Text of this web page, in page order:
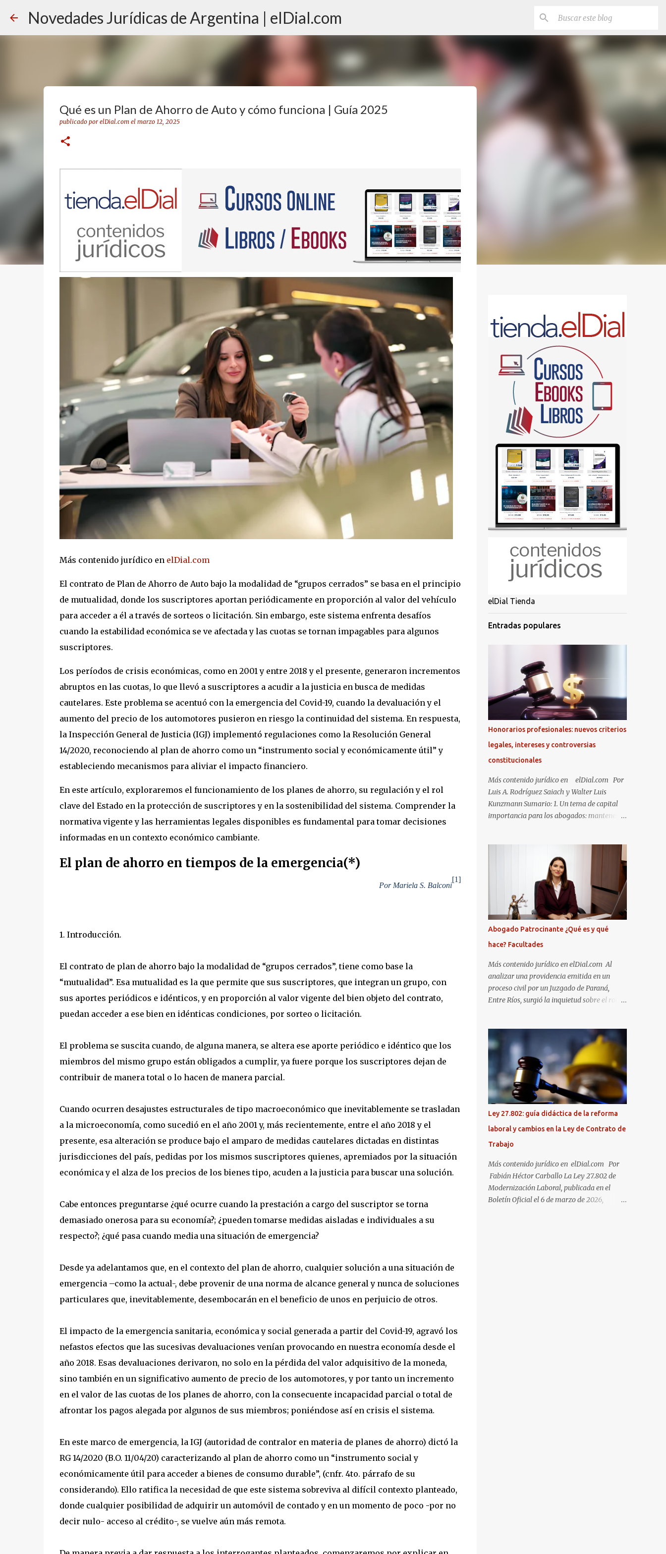
Ir al contenido principal
Novedades Jurídicas de Argentina | elDial.com
Qué es un Plan de Ahorro de Auto y cómo funciona | Guía 2025
publicado por elDial.com el marzo 12, 2025
Más contenido jurídico en elDial.com
El contrato de Plan de Ahorro de Auto bajo la modalidad de “grupos cerrados” se basa en el principio
de mutualidad, donde los suscriptores aportan periódicamente en proporción al valor del vehículo
para acceder a él a través de sorteos o licitación. Sin embargo, este sistema enfrenta desafíos
cuando la estabilidad económica se ve afectada y las cuotas se tornan impagables para algunos
suscriptores.
Los períodos de crisis económicas, como en 2001 y entre 2018 y el presente, generaron incrementos
abruptos en las cuotas, lo que llevó a suscriptores a acudir a la justicia en busca de medidas
cautelares. Este problema se acentuó con la emergencia del Covid-19, cuando la devaluación y el
aumento del precio de los automotores pusieron en riesgo la continuidad del sistema. En respuesta,
la Inspección General de Justicia (IGJ) implementó regulaciones como la Resolución General
14/2020, reconociendo al plan de ahorro como un “instrumento social y económicamente útil” y
estableciendo mecanismos para aliviar el impacto financiero.
En este artículo, exploraremos el funcionamiento de los planes de ahorro, su regulación y el rol
clave del Estado en la protección de suscriptores y en la sostenibilidad del sistema. Comprender la
normativa vigente y las herramientas legales disponibles es fundamental para tomar decisiones
informadas en un contexto económico cambiante.
El plan de ahorro en tiempos de la emergencia(*)
Por Mariela S. Balconi
[1]
1. Introducción.
El contrato de plan de ahorro bajo la modalidad de “grupos cerrados”, tiene como base la
“mutualidad”. Esa mutualidad es la que permite que sus suscriptores, que integran un grupo, con
sus aportes periódicos e idénticos, y en proporción al valor vigente del bien objeto del contrato,
puedan acceder a ese bien en idénticas condiciones, por sorteo o licitación.
El problema se suscita cuando, de alguna manera, se altera ese aporte periódico e idéntico que los
miembros del mismo grupo están obligados a cumplir, ya fuere porque los suscriptores dejan de
contribuir de manera total o lo hacen de manera parcial.
Cuando ocurren desajustes estructurales de tipo macroeconómico que inevitablemente se trasladan
a la microeconomía, como sucedió en el año 2001 y, más recientemente, entre el año 2018 y el
presente, esa alteración se produce bajo el amparo de medidas cautelares dictadas en distintas
jurisdicciones del país, pedidas por los mismos suscriptores quienes, apremiados por la situación
económica y el alza de los precios de los bienes tipo, acuden a la justicia para buscar una solución.
Cabe entonces preguntarse ¿qué ocurre cuando la prestación a cargo del suscriptor se torna
demasiado onerosa para su economía?; ¿pueden tomarse medidas aisladas e individuales a su
respecto?; ¿qué pasa cuando media una situación de emergencia?
Desde ya adelantamos que, en el contexto del plan de ahorro, cualquier solución a una situación de
emergencia –como la actual-, debe provenir de una norma de alcance general y nunca de soluciones
particulares que, inevitablemente, desembocarán en el beneficio de unos en perjuicio de otros.
El impacto de la emergencia sanitaria, económica y social generada a partir del Covid-19, agravó los
nefastos efectos que las sucesivas devaluaciones venían provocando en nuestra economía desde el
año 2018. Esas devaluaciones derivaron, no solo en la pérdida del valor adquisitivo de la moneda,
sino también en un significativo aumento de precio de los automotores, y por tanto un incremento
en el valor de las cuotas de los planes de ahorro, con la consecuente incapacidad parcial o total de
afrontar los pagos alegada por algunos de sus miembros; poniéndose así en crisis el sistema.
En este marco de emergencia, la IGJ (autoridad de contralor en materia de planes de ahorro) dictó la
RG 14/2020 (B.O. 11/04/20) caracterizando al plan de ahorro como un “instrumento social y
económicamente útil para acceder a bienes de consumo durable”, (cnfr. 4to. párrafo de su
considerando). Ello ratifica la necesidad de que este sistema sobreviva al difícil contexto planteado,
donde cualquier posibilidad de adquirir un automóvil de contado y en un momento de poco -por no
decir nulo- acceso al crédito-, se vuelve aún más remota.
elDial Tienda
Entradas populares
Honorarios profesionales: nuevos criterios
legales, intereses y controversias
constitucionales
Más contenido jurídico en elDial.com Por
Luis A. Rodríguez Saiach y Walter Luis
Kunzmann Sumario: 1. Un tema de capital
importancia para los abogados: mantener el
Abogado Patrocinante ¿Qué es y qué
hace? Facultades
Más contenido jurídico en elDial.com Al
analizar una providencia emitida en un
proceso civil por un Juzgado de Paraná,
Entre Ríos, surgió la inquietud sobre el rol y
abogada actuó como patrocinante de una de
las partes en un proceso civil. En ese
momento, actuaba como “vinculada” al
proceso y no como “representante”. Sin
embargo, como ocurre frecuentemente,
decidió no continuar con la relación
profesional con su cliente. Para formalizar
esta decisión, lo notificó al Juzgado y solicitó
que se informara al patrocinado.
Ley 27.802: guía didáctica de la reforma
laboral y cambios en la Ley de Contrato de
Trabajo
Más contenido jurídico en elDial.com Por
Fabián Héctor Carballo La Ley 27.802 de
Modernización Laboral, publicada en el
Boletín Oficial el 6 de marzo de 2026,